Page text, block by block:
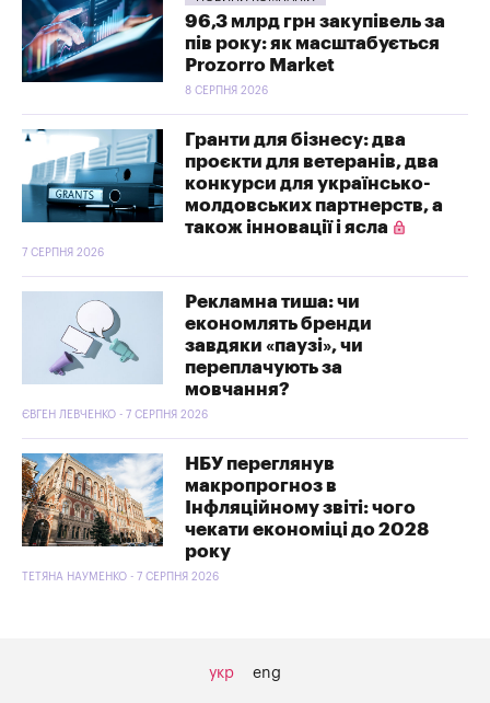
96,3 млрд грн закупівель за
пів року: як масштабується
Prozorro Market
8 СЕРПНЯ 2026
Гранти для бізнесу: два
проєкти для ветеранів, два
конкурси для українсько-
молдовських партнерств, а
також інновації і ясла
7 СЕРПНЯ 2026
Рекламна тиша: чи
економлять бренди
завдяки «паузі», чи
переплачують за
мовчання?
ЄВГЕН ЛЕВЧЕНКО - 7 СЕРПНЯ 2026
НБУ переглянув
макропрогноз в
Інфляційному звіті: чого
чекати економіці до 2028
року
ТЕТЯНА НАУМЕНКО - 7 СЕРПНЯ 2026
укр eng